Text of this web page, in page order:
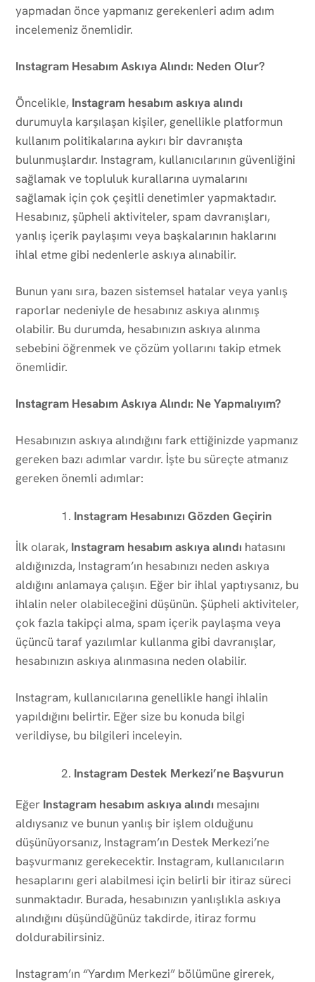
yapmadan önce yapmanız gerekenleri adım adım
incelemeniz önemlidir.
Instagram Hesabım Askıya Alındı: Neden Olur?
Öncelikle, Instagram hesabım askıya alındı
durumuyla karşılaşan kişiler, genellikle platformun
kullanım politikalarına aykırı bir davranışta
bulunmuşlardır. Instagram, kullanıcılarının güvenliğini
sağlamak ve topluluk kurallarına uymalarını
sağlamak için çok çeşitli denetimler yapmaktadır.
Hesabınız, şüpheli aktiviteler, spam davranışları,
yanlış içerik paylaşımı veya başkalarının haklarını
ihlal etme gibi nedenlerle askıya alınabilir.
Bunun yanı sıra, bazen sistemsel hatalar veya yanlış
raporlar nedeniyle de hesabınız askıya alınmış
olabilir. Bu durumda, hesabınızın askıya alınma
sebebini öğrenmek ve çözüm yollarını takip etmek
önemlidir.
Instagram Hesabım Askıya Alındı: Ne Yapmalıyım?
Hesabınızın askıya alındığını fark ettiğinizde yapmanız
gereken bazı adımlar vardır. İşte bu süreçte atmanız
gereken önemli adımlar:
Instagram Hesabınızı Gözden Geçirin
İlk olarak, Instagram hesabım askıya alındı hatasını
aldığınızda, Instagram’ın hesabınızı neden askıya
aldığını anlamaya çalışın. Eğer bir ihlal yaptıysanız, bu
ihlalin neler olabileceğini düşünün. Şüpheli aktiviteler,
çok fazla takipçi alma, spam içerik paylaşma veya
üçüncü taraf yazılımlar kullanma gibi davranışlar,
hesabınızın askıya alınmasına neden olabilir.
Instagram, kullanıcılarına genellikle hangi ihlalin
yapıldığını belirtir. Eğer size bu konuda bilgi
verildiyse, bu bilgileri inceleyin.
Instagram Destek Merkezi’ne Başvurun
Eğer Instagram hesabım askıya alındı mesajını
aldıysanız ve bunun yanlış bir işlem olduğunu
düşünüyorsanız, Instagram’ın Destek Merkezi’ne
başvurmanız gerekecektir. Instagram, kullanıcıların
hesaplarını geri alabilmesi için belirli bir itiraz süreci
sunmaktadır. Burada, hesabınızın yanlışlıkla askıya
alındığını düşündüğünüz takdirde, itiraz formu
doldurabilirsiniz.
Instagram’ın “Yardım Merkezi” bölümüne girerek,